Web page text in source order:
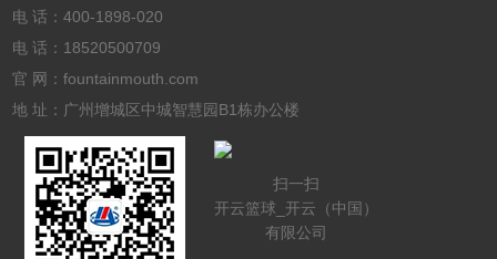
电 话：400-1898-020
电 话： 18520500709
官 网：fountainmouth.com
地 址：广州增城区中城智慧园B1栋办公楼
扫一扫
开云篮球_开云（中国）
有限公司